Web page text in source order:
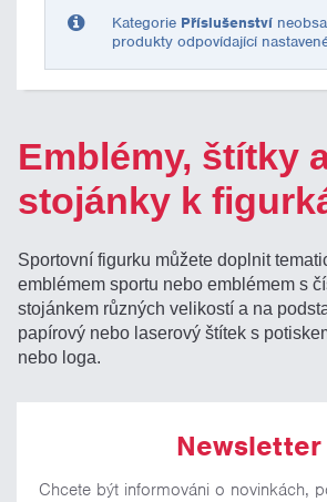
Kategorie Příslušenství
produkty odpovídající
Emblémy, štítky
stojánky k
Sportovní figurku můžete doplnit
emblémem sportu nebo emblémem s
stojánkem různých velikostí a na
papírový nebo laserový štítek s
nebo loga.
Newsletter
Chcete být informováni o novinkách,